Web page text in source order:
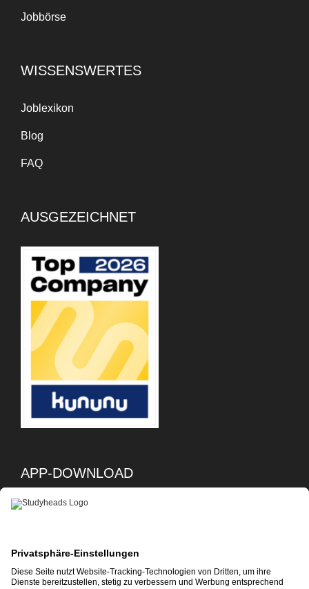
Jobbörse
WISSENSWERTES
Joblexikon
Blog
FAQ
AUSGEZEICHNET
APP-DOWNLOAD